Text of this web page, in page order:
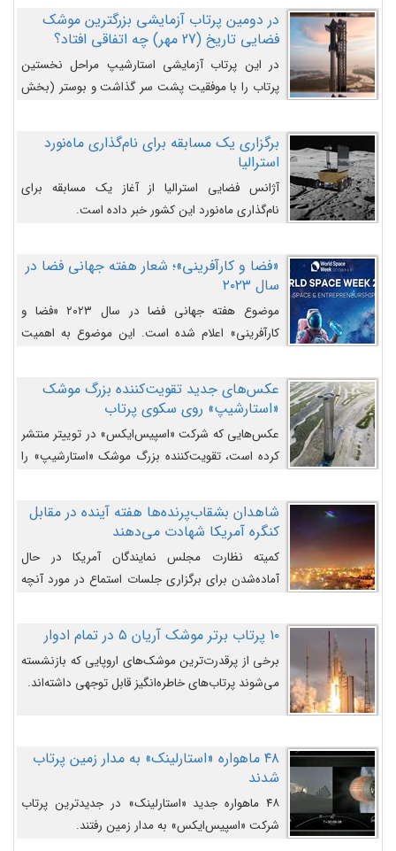
در دومین پرتاب آزمایشی بزرگترین موشک
فضایی تاریخ (27 مهر‌) چه اتفاقی افتاد؟
در این پرتاب آزمایشی استارشیپ مراحل نخستین
پرتاب را با موفقیت پشت سر گذاشت و بوستر (بخش
را وارد مسیر از پیش تعیین‌شده کند و سپس با یک
مکانیزم جدید با موفقیت از آن جدا شود. ‌
برگزاری یک مسابقه برای نام‌گذاری ماه‌نورد
استرالیا
آژانس فضایی استرالیا از آغاز یک مسابقه برای
نام‌گذاری ماه‌نورد این کشور خبر داده است.
«فضا و کارآفرینی»؛ شعار هفته جهانی فضا در
سال ۲۰۲۳
موضوع هفته جهانی فضا در سال ۲۰۲۳ «فضا و
کارآفرینی» اعلام شده است. این موضوع به اهمیت
روزافزون کارآفرینی در حوزه فضایی و مزایای جدیدی که
کارآفرینان این حوزه ایجاد می‌کنند، می‌پردازد.
عکس‌های جدید تقویت‌کننده بزرگ موشک
«استارشیپ» روی سکوی پرتاب
عکس‌هایی که شرکت «اسپیس‌ایکس» در توییتر منتشر
کرده است، تقویت‌کننده بزرگ موشک «استارشیپ» را
شاهدان بشقاب‌پرنده‌ها هفته آینده در مقابل
کنگره آمریکا شهادت می‌دهند
کمیته نظارت مجلس نمایندگان آمریکا در حال
آماده‌شدن برای برگزاری جلسات استماع در مورد آنچه
می‌دانند، است و قرار است افشاگران یوفوها هفته آینده
در مقابل آنها شهادت دهند.۱۰ پرتاب برتر موشک آریان ۵ در تمام ادوار
برخی از پرقدرت‌ترین موشک‌های اروپایی که بازنشسته
می‌شوند پرتاب‌های خاطره‌انگیز قابل توجهی داشته‌اند.
۴۸ ماهواره «استارلینک» به مدار زمین پرتاب
شدند
۴۸ ماهواره جدید «استارلینک» در جدیدترین پرتاب
شرکت «اسپیس‌ایکس» به مدار زمین رفتند.